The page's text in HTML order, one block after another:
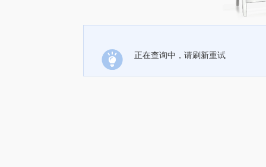
正在查询中，请刷新重试